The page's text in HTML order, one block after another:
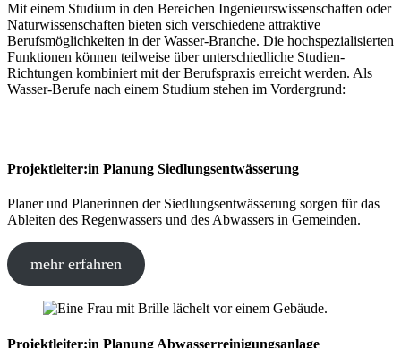
Mit einem Studium in den Bereichen Ingenieurswissenschaften oder
Naturwissenschaften bieten sich verschiedene attraktive
Berufsmöglichkeiten in der Wasser-Branche. Die hochspezialisierten
Funktionen können teilweise über unterschiedliche Studien-
Richtungen kombiniert mit der Berufspraxis erreicht werden. Als
Wasser-Berufe nach einem Studium stehen im Vordergrund:
Projektleiter:in Planung Siedlungsentwässerung
Planer und Planerinnen der Siedlungsentwässerung sorgen für das
Ableiten des Regenwassers und des Abwassers in Gemeinden.
mehr erfahren
Projektleiter:in Planung Abwasserreinigungsanlage